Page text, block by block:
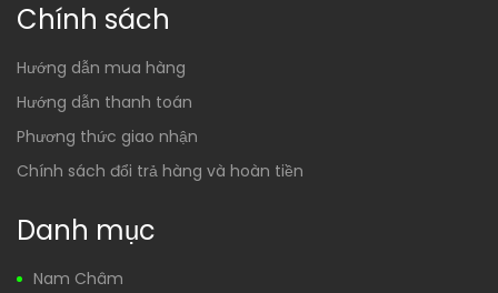
Chính sách
Hướng dẫn mua hàng
Hướng dẫn thanh toán
Phương thức giao nhận
Chính sách đổi trả hàng và hoàn tiền
Danh mục
Nam Châm